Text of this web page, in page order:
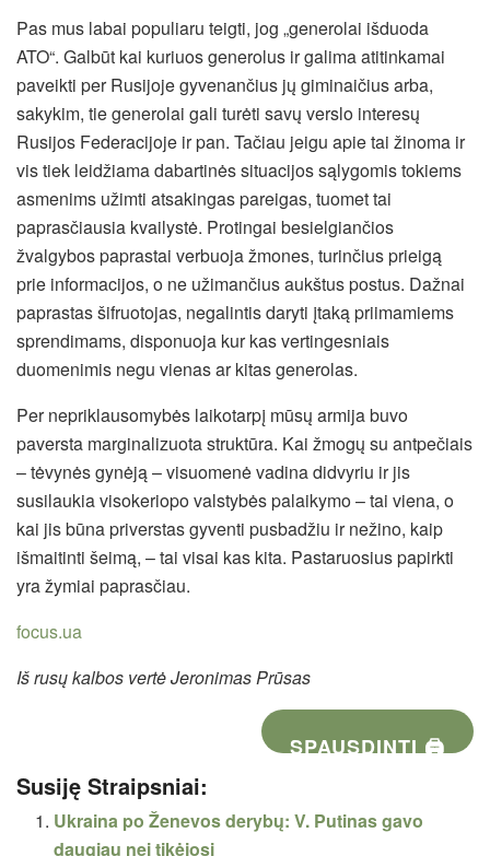
Pas mus labai populiaru teigti, jog „generolai išduoda
ATO“. Galbūt kai kuriuos generolus ir galima atitinkamai
paveikti per Rusijoje gyvenančius jų giminaičius arba,
sakykim, tie generolai gali turėti savų verslo interesų
Rusijos Federacijoje ir pan. Tačiau jeigu apie tai žinoma ir
vis tiek leidžiama dabartinės situacijos sąlygomis tokiems
asmenims užimti atsakingas pareigas, tuomet tai
paprasčiausia kvailystė. Protingai besielgiančios
žvalgybos paprastai verbuoja žmones, turinčius prieigą
prie informacijos, o ne užimančius aukštus postus. Dažnai
paprastas šifruotojas, negalintis daryti įtaką priimamiems
sprendimams, disponuoja kur kas vertingesniais
duomenimis negu vienas ar kitas generolas.
Per nepriklausomybės laikotarpį mūsų armija buvo
paversta marginalizuota struktūra. Kai žmogų su antpečiais
– tėvynės gynėją – visuomenė vadina didvyriu ir jis
susilaukia visokeriopo valstybės palaikymo – tai viena, o
kai jis būna priverstas gyventi pusbadžiu ir nežino, kaip
išmaitinti šeimą, – tai visai kas kita. Pastaruosius papirkti
yra žymiai paprasčiau.
focus.ua
Iš rusų kalbos vertė Jeronimas Prūsas
SPAUSDINTI 🖨
Susiję Straipsniai:
Ukraina po Ženevos derybų: V. Putinas gavo
daugiau nei tikėjosi